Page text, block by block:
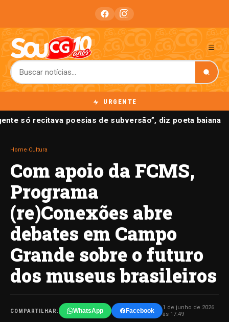
URGENTE
só recitava poesias de subversão”, diz poeta baiana
Home Cultura
Com apoio da FCMS,
Programa
(re)Conexões abre
debates em Campo
Grande sobre o futuro
dos museus brasileiros
COMPARTILHAR: WhatsApp Facebook
1 de junho de 2026
às 17:49